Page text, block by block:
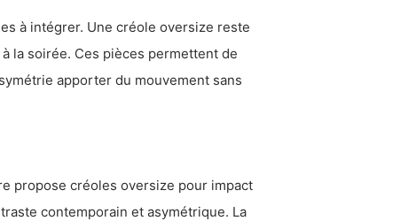
à intégrer. Une créole oversize reste
la soirée. Ces pièces permettent de
apporter du mouvement sans
propose créoles oversize pour impact
contemporain et asymétrique. La